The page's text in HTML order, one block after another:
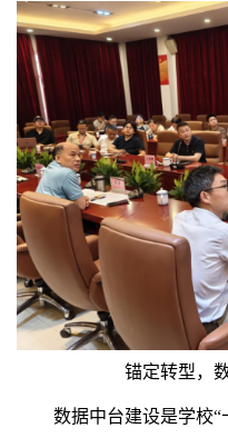
锚定转型，
数据中台建设是学校